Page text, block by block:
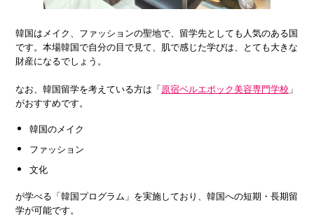
韓国はメイク、ファッションの聖地で、留学先としても人気のある国
です。本場韓国で自分の目で見て、肌で感じた学びは、とても大きな
財産になるでしょう。
なお、韓国留学を考えている方は「原宿ベルエポック美容専門学校 」
がおすすめです。
韓国のメイク
ファッション
文化
が学べる「韓国プログラム」を実施しており、韓国への短期・長期留
学が可能です。